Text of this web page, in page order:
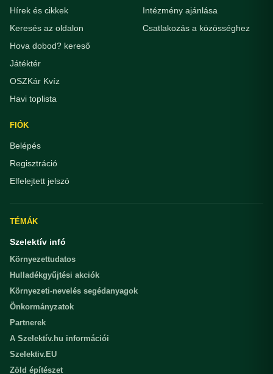
Hírek és cikkek
Keresés az oldalon
Hova dobod? kereső
Játéktér
OSZKár Kvíz
Havi toplista
Intézmény ajánlása
Csatlakozás a közösséghez
FIÓK
Belépés
Regisztráció
Elfelejtett jelszó
TÉMÁK
Szelektív infó
Környezettudatos
Hulladékgyűjtési akciók
Környezeti-nevelés segédanyagok
Önkormányzatok
Partnerek
A Szelektív.hu információi
Szelektiv.EU
Zöld építészet